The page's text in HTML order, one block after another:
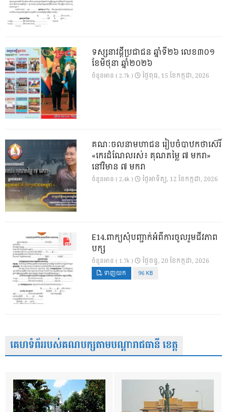
ទស្សនាវដ្ដីប្រជាជន ឆ្នាំទី២៦ លេខ៣០១
ខែមិថុនា ឆ្នាំ២០២៦
ចំនួនអាន ( 2.7k ) ថ្ងៃ​ពុធ, 15 ខែ​កក្កដា, 2026
គណៈចលនាមហាជន រៀបចំបាឋកថាស៊េរី
«កេរដំណែលរស់៖ គុណតម្លៃ ៧ មករា»
នៅវិមាន ៧ មករា
ចំនួនអាន ( 2.4k ) ថ្ងៃ​អាទិត្យ, 12 ខែ​កក្កដា, 2026
E14.ពាក្យសុំបញ្ជាក់អំពីការចូលរួមជីវភាព
បក្ស
ចំនួនអាន ( 1.7k ) ថ្ងៃ​ចន្ទ, 20 ខែ​កក្កដា, 2026
ទាញយក 96 KB
គេហទំព័ររបស់គណបក្សតាមបណ្តារាជធានី ខេត្ត